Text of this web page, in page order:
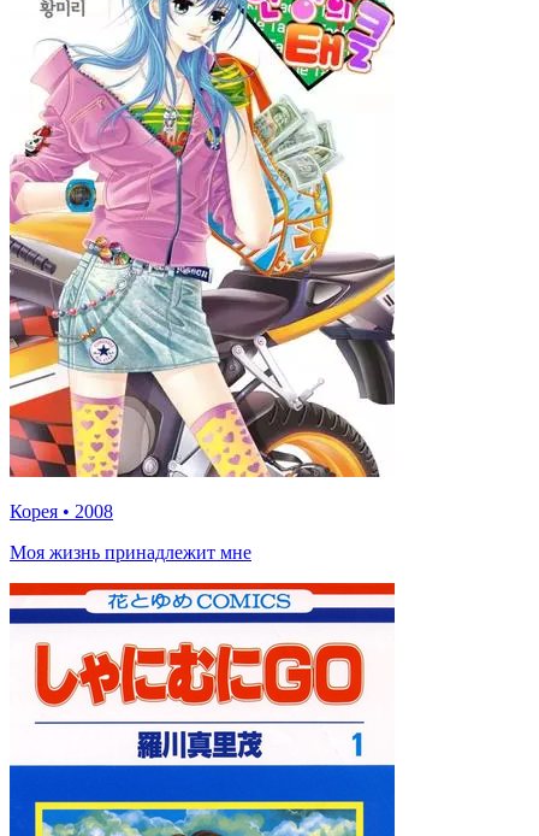
Корея • 2008
Моя жизнь принадлежит мне